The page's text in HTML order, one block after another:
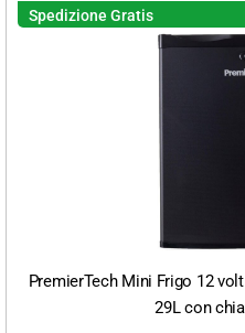
Spedizione Gratis
PremierTech Mini Frigo 12
29L con